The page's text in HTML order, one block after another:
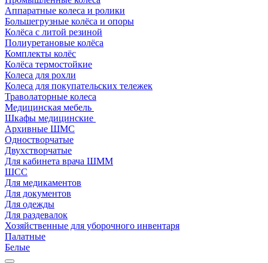
Аппаратные колеса и ролики
Большегрузные колёса и опоры
Колёса с литой резиной
Полиуретановые колёса
Комплекты колёс
Колёса термостойкие
Колеса для рохли
Колеса для покупательских тележек
Траволаторные колеса
Медицинская мебель
Шкафы медицинские
Архивные ШМС
Одностворчатые
Двухстворчатые
Для кабинета врача ШММ
ШСС
Для медикаментов
Для документов
Для одежды
Для раздевалок
Хозяйственные для уборочного инвентаря
Палатные
Белые